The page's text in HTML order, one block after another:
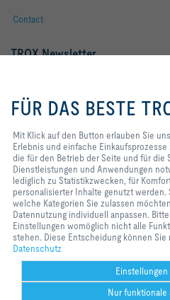
Contact
TROX Newsletter
Newsletter footer form legal terms
Home Kontakt
Sie uns,
Webseiten-
zählen
Betrieb der
Steuerung
sowie
Anzeige
genutzt
Sie zulassen
Einstellungen
individuell
beachten
FÜR DAS BESTE
Mit Klick auf den Button erlauben Sie
Erlebnis und einfache
die für den Betrieb der Seite und für die
Dienstleistungen und Anwendungen
lediglich zu Statistikzwecken, für
personalisierter Inhalte genutzt
welche Kategorien Sie zulassen
Datennutzung individuell anpassen.
Einstellungen womöglich nicht alle
stehen. Diese Entscheidung können
Datenschutz
Einstellungen
Nur funktionale